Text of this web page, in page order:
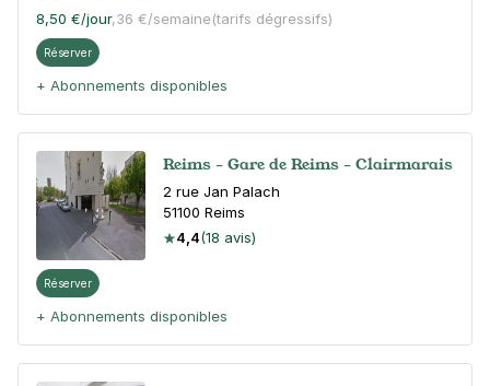
8,50 €/jour,36 €/semaine(tarifs dégressifs)
Réserver
+ Abonnements disponibles
Reims - Gare de Reims - Clairmarais
2 rue Jan Palach
51100 Reims
4,4(18 avis)
Réserver
+ Abonnements disponibles